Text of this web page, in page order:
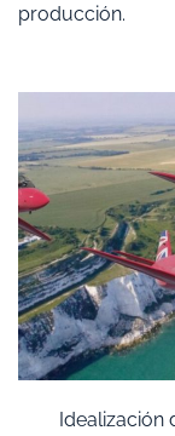
producción.
Idealización